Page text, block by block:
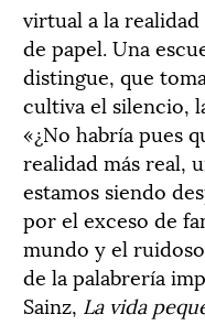
virtual a la
de papel. Una
distingue, que
cultiva el silencio,
«¿No habría pues
realidad más real,
estamos siendo
por el exceso de
mundo y el
de la palabrería
Sainz, La vida